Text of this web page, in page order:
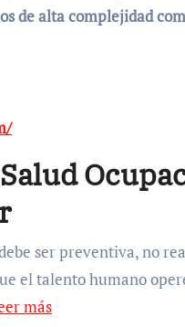
de alta complejidad
ser preventiva, no
el talento humano
más